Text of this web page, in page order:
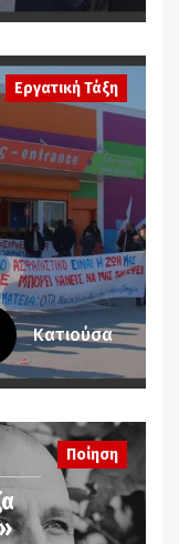
Εργατική Τάξη
Κατιούσα
Ποίηση